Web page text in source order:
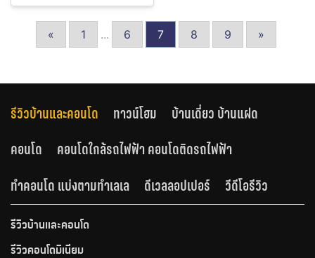
« 1 ... 6 7 8 9 »
รีวิวบ้านและคอนโด ทาวน์โฮม
บ้านเดี่ยว บ้านแฝด
คอนโด
คอนโดใกล้รถไฟฟ้า คอนโดติดรถไฟฟ้า
ทำคอนโด แบ่งตามทำเลเล
ดีเวลลอปเปอร์ วีดีโอรีวิว
รีวิวบ้านและคอนโด
รีวิวคอนโดมิเนียม